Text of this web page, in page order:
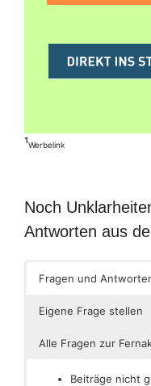
¹Werbelink
Noch
Antworten aus
Fragen und
Eigene Frage stellen
Alle Fragen zur
Beiträge nicht